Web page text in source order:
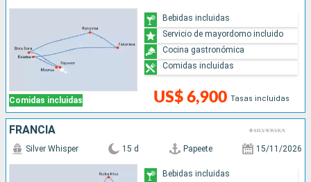
Comidas incluidas US$ 6,900 Tasas incluidas
Bebidas incluidas
Servicio de mayordomo incluido
Cocina gastronómica
Comidas incluidas
FRANCIA
Silver Whisper 15 d Papeete 15/11/2026
Bebidas incluidas